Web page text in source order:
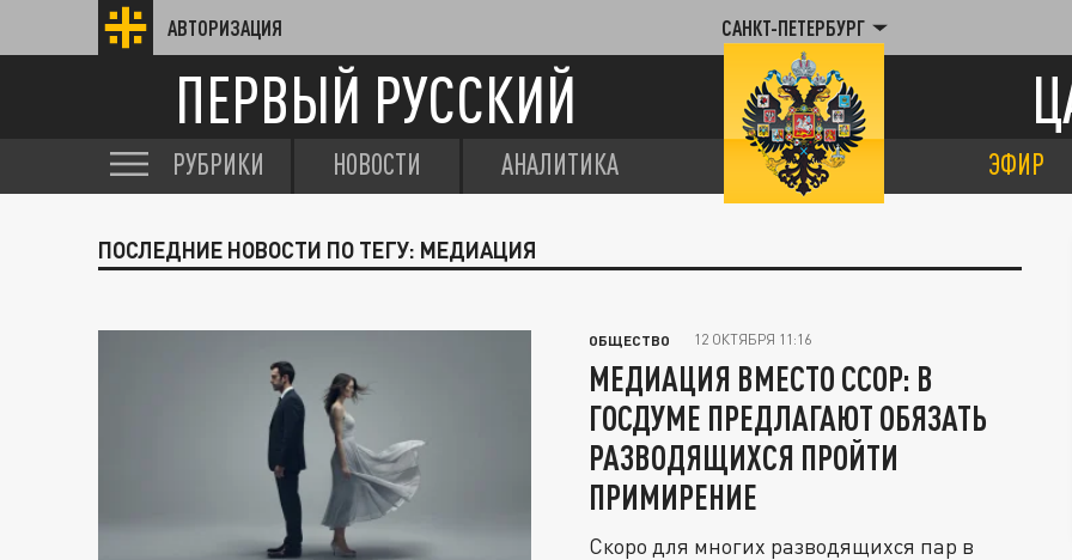
АВТОРИЗАЦИЯ САНКТ-ПЕТЕРБУРГ
ПЕРВЫЙ РУССКИЙ
РУБРИКИ НОВОСТИ АНАЛИТИКА ЭФИР
ПОСЛЕДНИЕ НОВОСТИ ПО ТЕГУ: МЕДИАЦИЯ
ОБЩЕСТВО 12 ОКТЯБРЯ 11:16
МЕДИАЦИЯ ВМЕСТО ССОР: В
ГОСДУМЕ ПРЕДЛАГАЮТ ОБЯЗАТЬ
РАЗВОДЯЩИХСЯ ПРОЙТИ
ПРИМИРЕНИЕ
Скоро для многих разводящихся пар в